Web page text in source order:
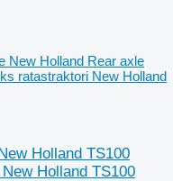
New Holland Rear axle
ratastraktori New Holland
Holland TS100
Holland TS100